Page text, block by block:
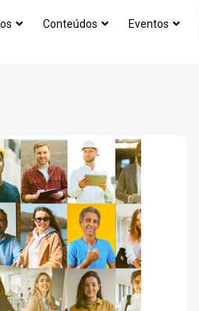
Conteúdos Eventos